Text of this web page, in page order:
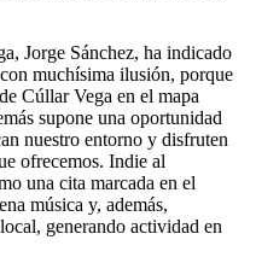
Jorge Sánchez, ha indicado
muchísima ilusión, porque
Cúllar Vega en el mapa
supone una oportunidad
nuestro entorno y disfruten
ofrecemos. Indie al
una cita marcada en el
música y, además,
generando actividad en